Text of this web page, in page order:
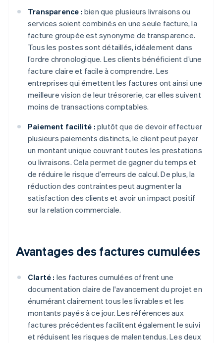
Transparence : bien que plusieurs livraisons ou
services soient combinés en une seule facture, la
facture groupée est synonyme de transparence.
Tous les postes sont détaillés, idéalement dans
l’ordre chronologique. Les clients bénéficient d’une
facture claire et facile à comprendre. Les
entreprises qui émettent les factures ont ainsi une
meilleure vision de leur trésorerie, car elles suivent
moins de transactions comptables.
Paiement facilité : plutôt que de devoir effectuer
plusieurs paiements distincts, le client peut payer
un montant unique couvrant toutes les prestations
ou livraisons. Cela permet de gagner du temps et
de réduire le risque d’erreurs de calcul. De plus, la
réduction des contraintes peut augmenter la
satisfaction des clients et avoir un impact positif
sur la relation commerciale.
Avantages des factures cumulées
Clarté : les factures cumulées offrent une
documentation claire de l'avancement du projet en
énumérant clairement tous les livrables et les
montants payés à ce jour. Les références aux
factures précédentes facilitent également le suivi
et réduisent les risques de malentendus. Les deux